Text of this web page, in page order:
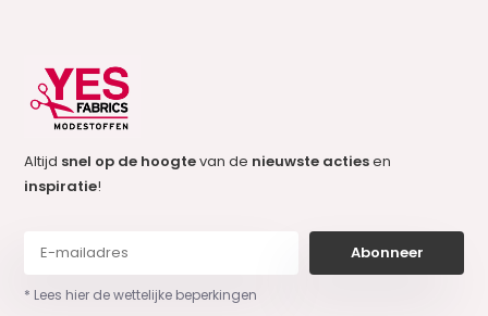
Altijd snel op de hoogtevan de nieuwste actiesen
inspiratie!
Abonneer
* Lees hier de wettelijke beperkingen